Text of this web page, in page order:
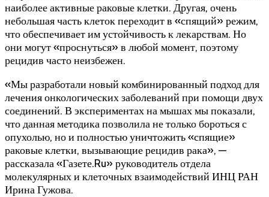
наиболее активные раковые клетки. Другая, очень
небольшая часть клеток переходит в «спящий» режим,
что обеспечивает им устойчивость к лекарствам. Но
они могут «проснуться» в любой момент, поэтому
рецидив часто неизбежен.
«Мы разработали новый комбинированный подход для
лечения онкологических заболеваний при помощи двух
соединений. В экспериментах на мышах мы показали,
что данная методика позволила не только бороться с
опухолью, но и полностью уничтожить «спящие»
раковые клетки, вызывающие рецидив рака», —
рассказала «Газете.Ru» руководитель отдела
молекулярных и клеточных взаимодействий ИНЦ РАН
Ирина Гужова.